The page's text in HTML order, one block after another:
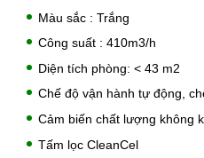
Màu sắc : Trắng
Công suất : 410m3/h
Diện tích phòng: < 43 m2
Chế độ vận hành tự động,
Cảm biến chất lượng không
Tấm lọc CleanCel